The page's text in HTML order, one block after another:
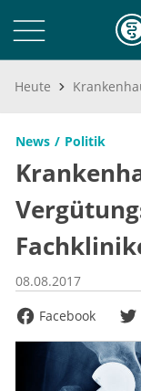
Heute
News Politik
08.08.2017
Facebook